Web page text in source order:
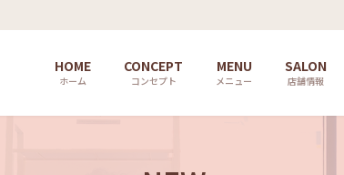
HOME
ホーム
CONCEPT
コンセプト
MENU
メニュー
SALON
店舗情報